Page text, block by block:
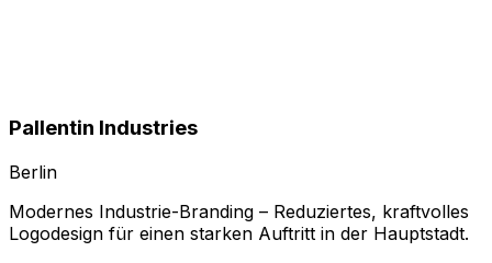
Pallentin Industries
Berlin
Modernes Industrie-Branding – Reduziertes, kraftvolles
Logodesign für einen starken Auftritt in der Hauptstadt.